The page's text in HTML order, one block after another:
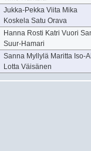
Jukka-Pekka Viita Mika
Koskela Satu Orava
Hanna Rosti Katri Vuori
Suur-Hamari
Sanna Myllylä Maritta Iso-
Lotta Väisänen